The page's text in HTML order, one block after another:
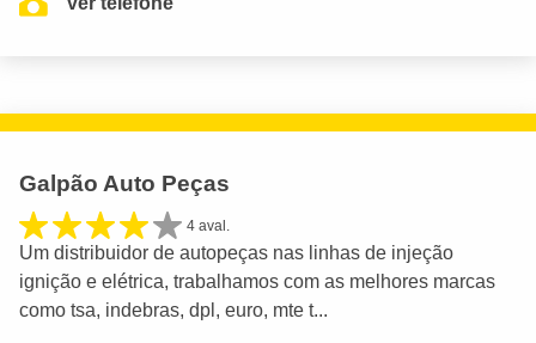
Galpão Auto Peças
4 aval.
Um distribuidor de autopeças nas linhas de injeção
ignição e elétrica, trabalhamos com as melhores marcas
como tsa, indebras, dpl, euro, mte t...